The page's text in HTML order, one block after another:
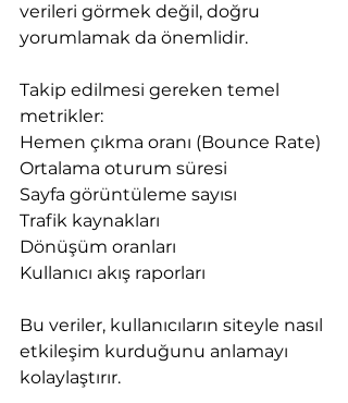
verileri görmek değil, doğru
yorumlamak da önemlidir.
Takip edilmesi gereken temel
metrikler:
Hemen çıkma oranı (Bounce Rate)
Ortalama oturum süresi
Sayfa görüntüleme sayısı
Trafik kaynakları
Dönüşüm oranları
Kullanıcı akış raporları
Bu veriler, kullanıcıların siteyle nasıl
etkileşim kurduğunu anlamayı
kolaylaştırır.